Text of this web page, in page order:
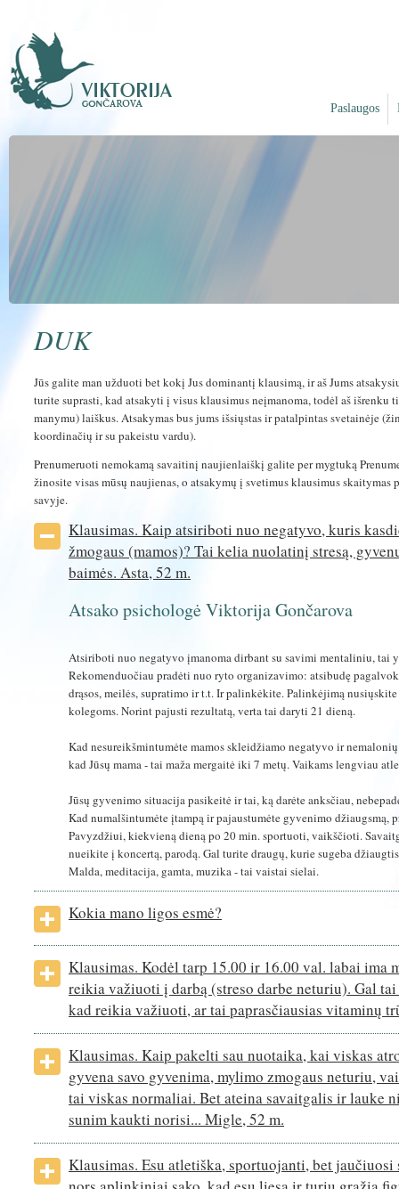
Paslaugos
DUK
Jūs galite man užduoti bet kokį Jus dominantį klausimą, ir aš Jums
turite suprasti, kad atsakyti į visus klausimus neįmanoma, todėl aš išrenku
manymu) laiškus. Atsakymas bus jums išsiųstas ir patalpintas svetainėje
koordinačių ir su pakeistu vardu).
Prenumeruoti nemokamą savaitinį naujienlaiškį galite per mygtuką
žinosite visas mūsų naujienas, o atsakymų į svetimus klausimus skaitymas
savyje.
Klausimas. Kaip atsiriboti nuo negatyvo, kuris
žmogaus (mamos)? Tai kelia nuolatinį stresą,
baimės. Asta, 52 m.
Atsako psichologė Viktorija Gončarova
Atsiriboti nuo negatyvo įmanoma dirbant su savimi mentaliniu, tai
Rekomenduočiau pradėti nuo ryto organizavimo: atsibudę
drąsos, meilės, supratimo ir t.t. Ir palinkėkite. Palinkėjimą
kolegoms. Norint pajusti rezultatą, verta tai daryti 21 dieną.
Kad nesureikšmintumėte mamos skleidžiamo negatyvo ir
kad Jūsų mama - tai maža mergaitė iki 7 metų. Vaikams lengviau
Jūsų gyvenimo situacija pasikeitė ir tai, ką darėte anksčiau,
Kad numalšintumėte įtampą ir pajaustumėte gyvenimo džiaugsmą,
Pavyzdžiui, kiekvieną dieną po 20 min. sportuoti, vaikščioti.
nueikite į koncertą, parodą. Gal turite draugų, kurie sugeba
Malda, meditacija, gamta, muzika - tai vaistai sielai.
Kokia mano ligos esmė?
Klausimas. Kodėl tarp 15.00 ir 16.00 val. labai ima
reikia važiuoti į darbą (streso darbe neturiu). Gal
kad reikia važiuoti, ar tai paprasčiausias vitaminų
Klausimas. Kaip pakelti sau nuotaika, kai viskas
gyvena savo gyvenima, mylimo zmogaus neturiu,
tai viskas normaliai. Bet ateina savaitgalis ir lauke
sunim kaukti norisi... Migle, 52 m.
Klausimas. Esu atletiška, sportuojanti, bet